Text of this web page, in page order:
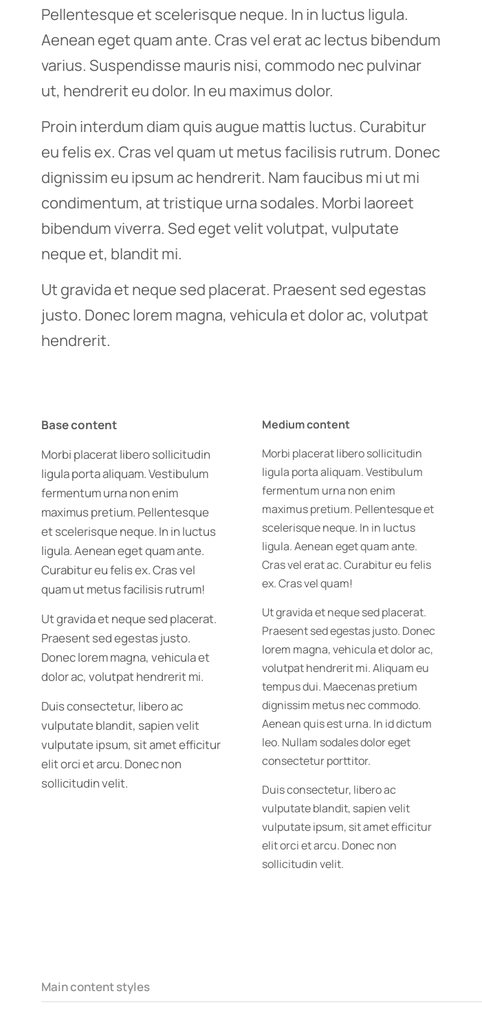
Pellentesque et scelerisque neque. In in luctus ligula.
Aenean eget quam ante. Cras vel erat ac lectus bibendum
varius. Suspendisse mauris nisi, commodo nec pulvinar
ut, hendrerit eu dolor. In eu maximus dolor.
Proin interdum diam quis augue mattis luctus. Curabitur
eu felis ex. Cras vel quam ut metus facilisis rutrum. Donec
dignissim eu ipsum ac hendrerit. Nam faucibus mi ut mi
condimentum, at tristique urna sodales. Morbi laoreet
bibendum viverra. Sed eget velit volutpat, vulputate
neque et, blandit mi.
Ut gravida et neque sed placerat. Praesent sed egestas
justo. Donec lorem magna, vehicula et dolor ac, volutpat
hendrerit.
Base content
Morbi placerat libero sollicitudin
ligula porta aliquam. Vestibulum
fermentum urna non enim
maximus pretium. Pellentesque
et scelerisque neque. In in luctus
ligula. Aenean eget quam ante.
Curabitur eu felis ex. Cras vel
quam ut metus facilisis rutrum!
Ut gravida et neque sed placerat.
Praesent sed egestas justo.
Donec lorem magna, vehicula et
dolor ac, volutpat hendrerit mi.
Duis consectetur, libero ac
vulputate blandit, sapien velit
vulputate ipsum, sit amet efficitur
elit orci et arcu. Donec non
sollicitudin velit.
Medium content
Morbi placerat libero sollicitudin
ligula porta aliquam. Vestibulum
fermentum urna non enim
maximus pretium. Pellentesque et
scelerisque neque. In in luctus
ligula. Aenean eget quam ante.
Cras vel erat ac. Curabitur eu felis
ex. Cras vel quam!
Ut gravida et neque sed placerat.
Praesent sed egestas justo. Donec
lorem magna, vehicula et dolor ac,
volutpat hendrerit mi. Aliquam eu
tempus dui. Maecenas pretium
dignissim metus nec commodo.
Aenean quis est urna. In id dictum
leo. Nullam sodales dolor eget
consectetur porttitor.
Duis consectetur, libero ac
vulputate blandit, sapien velit
vulputate ipsum, sit amet efficitur
elit orci et arcu. Donec non
sollicitudin velit.
Main content styles